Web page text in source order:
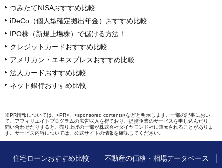
つみたてNISAおすすめ比較
iDeCo（個人型確定拠出年金）おすすめ比較
IPO株（新規上場株）で儲ける方法！
クレジットカードおすすめ比較
アメリカン・エキスプレスおすすめ比較
法人カードおすすめ比較
ネット銀行おすすめ比較
※PR情報については、<PR>、<sponsored contents>などと明示します。一部の記事におい
て、アフィリエイトプログラムの広告収入を得ており、提携企業のサービスを申し込んだり、
問い合わせたりすると、売り上げの一部が株式会社ダイヤモンド社に還元されることがありま
す。サービス内容については、公式サイトの情報を確認してください。
住宅ローンおすすめ比較
不動産の価格・相場データベース